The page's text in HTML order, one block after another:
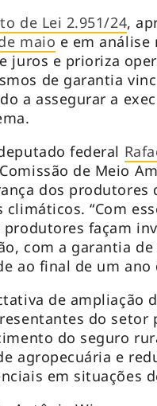
de Lei 2.951/24,
maio e em análise
juros e prioriza
de garantia
a assegurar a
federal
Comissão de Meio
dos produtores
climáticos. “Com
produtores façam
com a garantia
ao final de um ano
de ampliação
do setor
do seguro
agropecuária e
em situações